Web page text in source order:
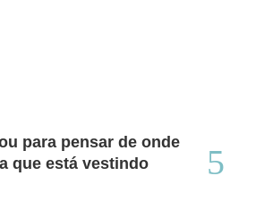
para pensar de onde
que está vestindo